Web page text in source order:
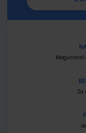
Mogućnost
Za